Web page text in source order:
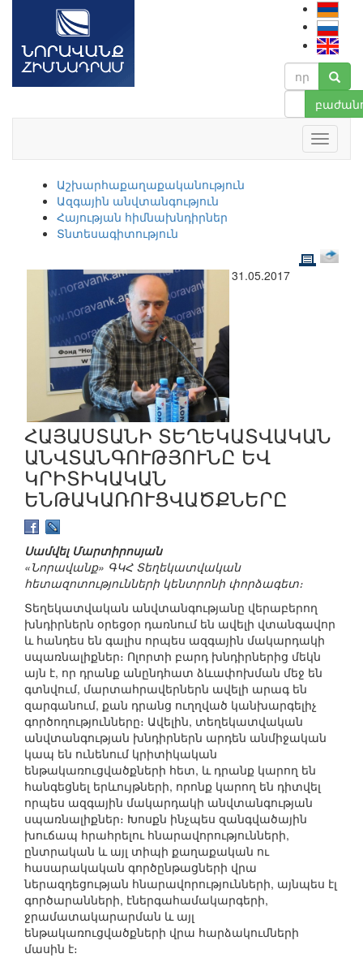
Աշխարհաքաղաքականություն
Ազգային անվտանգություն
Հայության հիմնախնդիրներ
Տնտեսագիտություն
31.05.2017
ՀԱՅԱՍՏԱՆԻ ՏԵՂԵԿԱՏՎԱԿԱՆ
ԱՆՎՏԱՆԳՈՒԹՅՈՒՆԸ ԵՎ
ԿՐԻՏԻԿԱԿԱՆ
ԵՆԹԱԿԱՌՈՒՑՎԱԾՔՆԵՐԸ
Սամվել Մարտիրոսյան
«Նորավանք» ԳԿՀ Տեղեկատվական
հետազոտությունների կենտրոնի փորձագետ։
Տեղեկատվական անվտանգությանը վերաբերող
խնդիրներն օրեցօր դառնում են ավելի վտանգավոր
և հանդես են գալիս որպես ազգային մակարդակի
սպառնալիքներ։ Ոլորտի բարդ խնդիրներից մեկն
այն է, որ դրանք անընդհատ ձևափոխման մեջ են
գտնվում, մարտահրավերներն ավելի արագ են
զարգանում, քան դրանց ուղղված կանխարգելիչ
գործողությունները։ Ավելին, տեղեկատվական
անվտանգության խնդիրներն արդեն անմիջական
կապ են ունենում կրիտիկական
ենթակառուցվածքների հետ, և դրանք կարող են
հանգեցնել երևույթների, որոնք կարող են դիտվել
որպես ազգային մակարդակի անվտանգության
սպառնալիքներ։ Խոսքն ինչպես զանգվածային
խուճապ հրահրելու հնարավորությունների,
ընտրական և այլ տիպի քաղաքական ու
հասարակական գործընթացների վրա
ներազդեցության հնարավորությունների, այնպես էլ
գործարանների, էներգահամակարգերի,
ջրամատակարարման և այլ
ենթակառուցվածքների վրա հարձակումների
մասին է։